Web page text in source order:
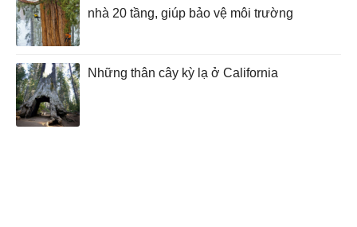
nhà 20 tầng, giúp bảo vệ môi trường
Những thân cây kỳ lạ ở California